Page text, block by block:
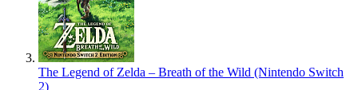
The Legend of Zelda – Breath of the Wild (Nintendo Switch
2)